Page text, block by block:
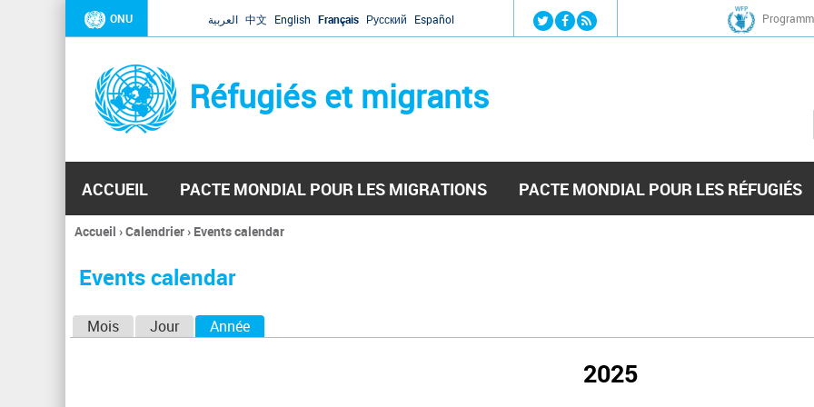
Jump to navigation
ONU العربية 中文 English Français Русский Español
Réfugiés et migrants
ACCUEIL PACTE MONDIAL POUR LES MIGRATIONS PACTE MONDIAL POUR LES RÉFUGIÉS
Vous
ici
Accueil ›Calendrier› Events calendar
Events calendar
Mois Jour Année
2025